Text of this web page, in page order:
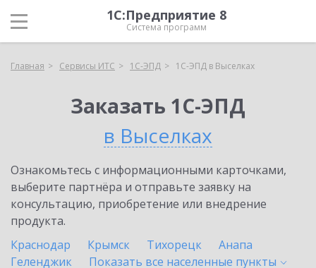
1С:Предприятие 8
Система программ
Главная Сервисы ИТС 1С-ЭПД 1С-ЭПД в Выселках
Заказать 1С-ЭПД
в Выселках
Ознакомьтесь с информационными карточками,
выберите партнёра и отправьте заявку на
консультацию, приобретение или внедрение
продукта.
Краснодар
Крымск Тихорецк
Анапа
Геленджик
Показать все населенные пункты